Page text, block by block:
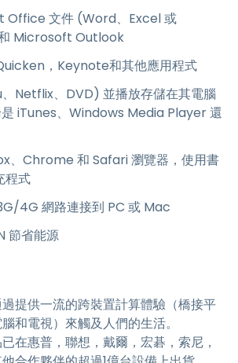
Office 文件 (Word、Excel 或
Microsoft Outlook
，Keynote和其他應用程式
Netflix、DVD) 並播放存儲在其電腦
iTunes、Windows Media Player 還
、Chrome 和 Safari 瀏覽器，使用書
程式
4G 網路連接到 PC 或 Mac
節省能源
提供一流的跨裝置計算體驗（橋接平
和電視）來觸及人們的生活。
在惠普，聯想，戴爾，宏碁，索尼，